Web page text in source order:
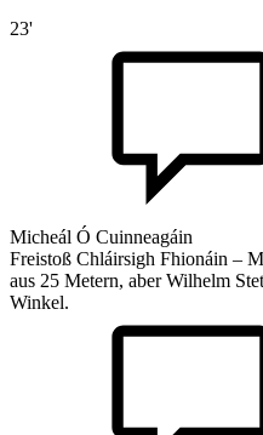
23'
Micheál Ó Cuinneagáin
Freistoß Chláirsigh Fhionáin –
aus 25 Metern, aber Wilhelm
Winkel.